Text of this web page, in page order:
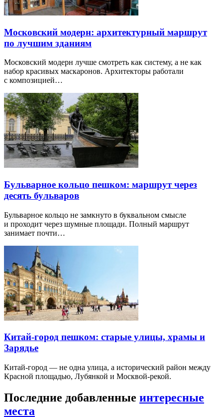
Московский модерн: архитектурный маршрут
по лучшим зданиям
Московский модерн лучше смотреть как систему, а не как
набор красивых маскаронов. Архитекторы работали
с композицией…
Бульварное кольцо пешком: маршрут через
десять бульваров
Бульварное кольцо не замкнуто в буквальном смысле
и проходит через шумные площади. Полный маршрут
занимает почти…
Китай-город пешком: старые улицы, храмы и
Зарядье
Китай-город — не одна улица, а исторический район между
Красной площадью, Лубянкой и Москвой-рекой.
Последние добавленные интересные
места